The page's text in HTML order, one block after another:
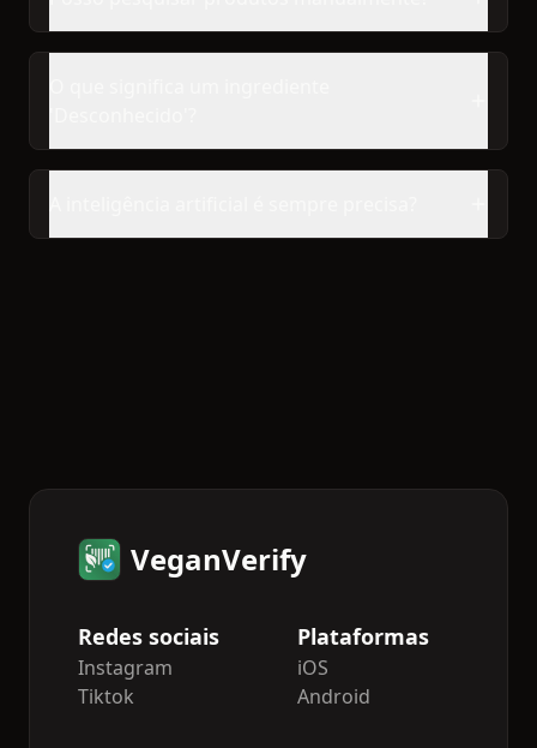
VeganVerify
Redes sociais
Instagram
Tiktok
Plataformas
iOS
Android